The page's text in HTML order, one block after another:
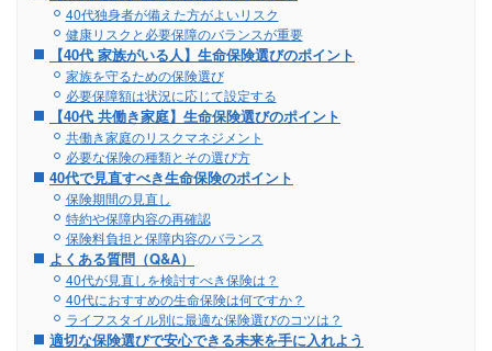
40代独身者が備えた方がよいリスク
健康リスクと必要保障のバランスが重要
【40代 家族がいる人】生命保険選びのポイント
家族を守るための保険選び
必要保障額は状況に応じて設定する
【40代 共働き家庭】生命保険選びのポイント
共働き家庭のリスクマネジメント
必要な保険の種類とその選び方
40代で見直すべき生命保険のポイント
保険期間の見直し
特約や保障内容の再確認
保険料負担と保障内容のバランス
よくある質問（Q&A）
40代が見直しを検討すべき保険は？
40代におすすめの生命保険は何ですか？
ライフスタイル別に最適な保険選びのコツは？
適切な保険選びで安心できる未来を手に入れよう